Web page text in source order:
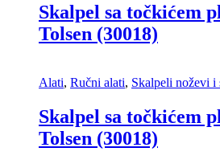
Skalpel sa točkićem
Tolsen (30018)
Alati, Ručni alati, Skalpeli noževi i
Skalpel sa točkićem
Tolsen (30018)